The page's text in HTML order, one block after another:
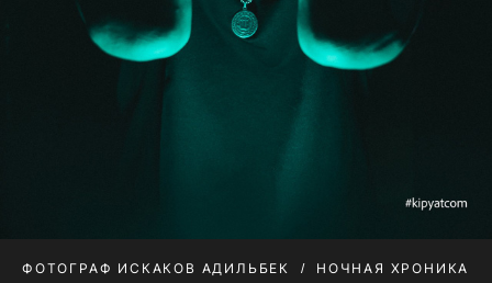
ФОТОГРАФ ИСКАКОВ АДИЛЬБЕК НОЧНАЯ ХРОНИКА